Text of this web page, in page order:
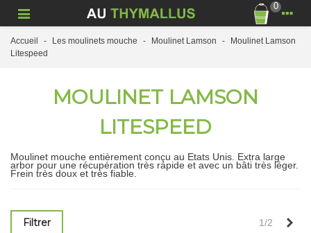
0
Accueil - Les moulinets mouche - Moulinet Lamson -
Moulinet Lamson
Litespeed
MOULINET LAMSON
LITESPEED
Moulinet mouche entièrement conçu au Etats Unis. Extra large
arbor pour une récupération très rapide et avec un bâti très léger.
Frein très doux et très fiable.
Filtrer 1/2